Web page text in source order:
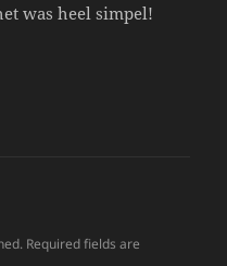
was heel simpel!
Required fields are